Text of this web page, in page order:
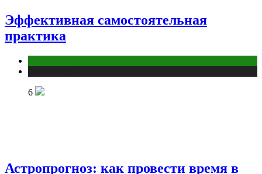
Эффективная самостоятельная
практика
6
Астропрогноз: как провести время в